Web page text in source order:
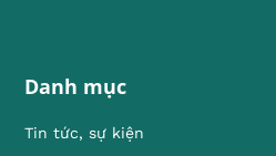
Danh mục
Tin tức, sự kiện